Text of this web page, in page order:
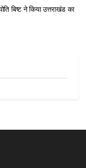
बिष्ट ने किया उत्तराखंड का